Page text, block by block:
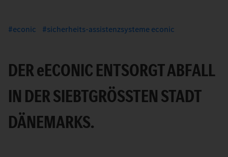
econic sicherheits-assistenzsysteme econic
DEReECONIC ENTSORGT ABFALL
IN DER SIEBTGRÖSSTEN STADT D
ÄNEMARKS.